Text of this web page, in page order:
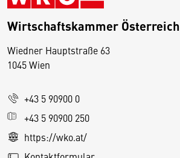
Wirtschaftskammer Österreich
Wiedner Hauptstraße 63
1045 Wien
+43 5 90900 0
+43 5 90900 250
https://wko.at/
D
s
e
S
e